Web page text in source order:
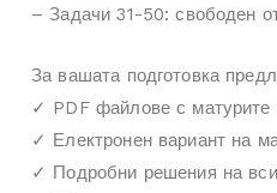
– Задачи 31-50: свободен
За вашата подготовка
✓ PDF файлове с матурите
✓ Електронен вариант на
✓ Подробни решения на